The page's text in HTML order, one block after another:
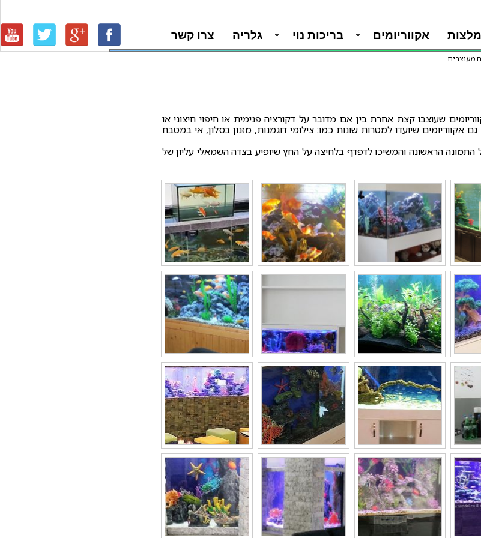
אקווריומים בריכות נוי גלריה צרו קשר
מעוצבים
שעוצבו קצת אחרת בין אם מדובר על דקורציה פנימית או חיפוי חיצוני או
אקווריומים שיועדו למטרות שונות כמו: צילומי דוגמנות, מזנון בסלון, אי במטבח
הראשונה והמשיכו לדפדף בלחיצה על החץ שיופיע בצדה השמאלי עליון של